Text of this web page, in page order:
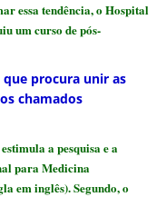
essa tendência, o Hospital
um curso de pós-
procura unir as
chamados
a pesquisa e a
para Medicina
em inglês). Segundo, o